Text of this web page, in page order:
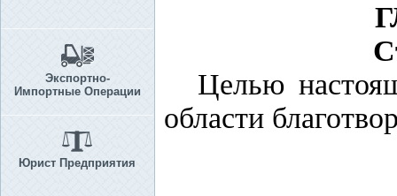
Экспортно-
Импортные Операции
Юрист Предприятия
Целью
области